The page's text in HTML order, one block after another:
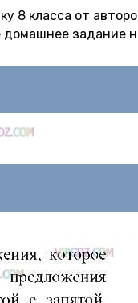
8 класса от
домашнее задание